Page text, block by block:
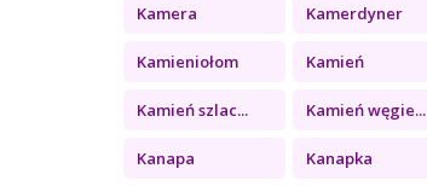
Kamera Kamerdyner
Kamieniołom Kamień
Kamień szlac... Kamień węgie...
Kanapa Kanapka